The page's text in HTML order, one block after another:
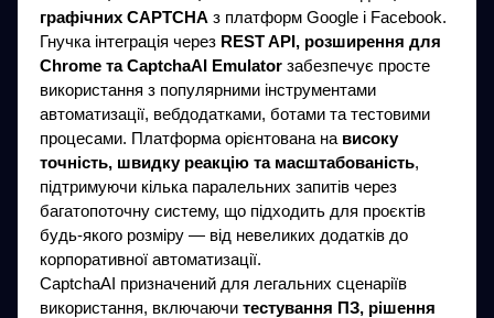
графічних CAPTCHA з платформ Google і Facebook.
Гнучка інтеграція через REST API, розширення для
Chrome та CaptchaAI Emulator забезпечує просте
використання з популярними інструментами
автоматизації, вебдодатками, ботами та тестовими
процесами. Платформа орієнтована на високу
точність, швидку реакцію та масштабованість,
підтримуючи кілька паралельних запитів через
багатопоточну систему, що підходить для проєктів
будь-якого розміру — від невеликих додатків до
корпоративної автоматизації.
CaptchaAI призначений для легальних сценаріїв
використання, включаючи тестування ПЗ, рішення